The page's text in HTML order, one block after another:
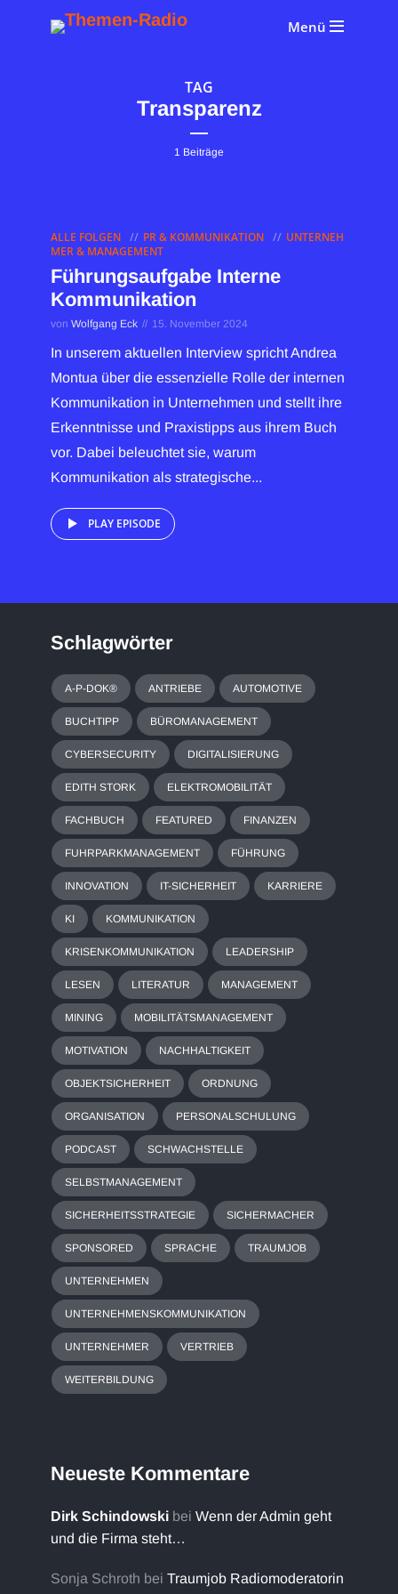
Menü
TAG
Transparenz
1 Beiträge
ALLE FOLGEN PR & KOMMUNIKATION
UNTERNEH
MER & MANAGEMENT
Führungsaufgabe Interne
Kommunikation
von Wolfgang Eck 15. November 2024
In unserem aktuellen Interview spricht Andrea
Montua über die essenzielle Rolle der internen
Kommunikation in Unternehmen und stellt ihre
Erkenntnisse und Praxistipps aus ihrem Buch
vor. Dabei beleuchtet sie, warum
Kommunikation als strategische...
PLAY EPISODE
Schlagwörter
A-P-DOK® ANTRIEBE AUTOMOTIVE
BUCHTIPP BÜROMANAGEMENT
CYBERSECURITY DIGITALISIERUNG
EDITH STORK ELEKTROMOBILITÄT
FACHBUCH FEATURED FINANZEN
FUHRPARKMANAGEMENT FÜHRUNG
INNOVATION IT-SICHERHEIT KARRIERE
KI KOMMUNIKATION
KRISENKOMMUNIKATION LEADERSHIP
LESEN LITERATUR MANAGEMENT
MINING MOBILITÄTSMANAGEMENT
MOTIVATION NACHHALTIGKEIT
OBJEKTSICHERHEIT ORDNUNG
ORGANISATION PERSONALSCHULUNG
PODCAST SCHWACHSTELLE
SELBSTMANAGEMENT
SICHERHEITSSTRATEGIE SICHERMACHER
SPONSORED SPRACHE TRAUMJOB
UNTERNEHMEN
UNTERNEHMENSKOMMUNIKATION
UNTERNEHMER VERTRIEB
WEITERBILDUNG
Neueste Kommentare
Dirk Schindowski bei Wenn der Admin geht
und die Firma steht…
Sonja Schroth bei Traumjob Radiomoderatorin